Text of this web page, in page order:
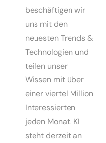
beschäftigen wir
uns mit den
neuesten Trends &
Technologien und
teilen unser
Wissen mit über
einer viertel Million
Interessierten
jeden Monat. KI
steht derzeit an